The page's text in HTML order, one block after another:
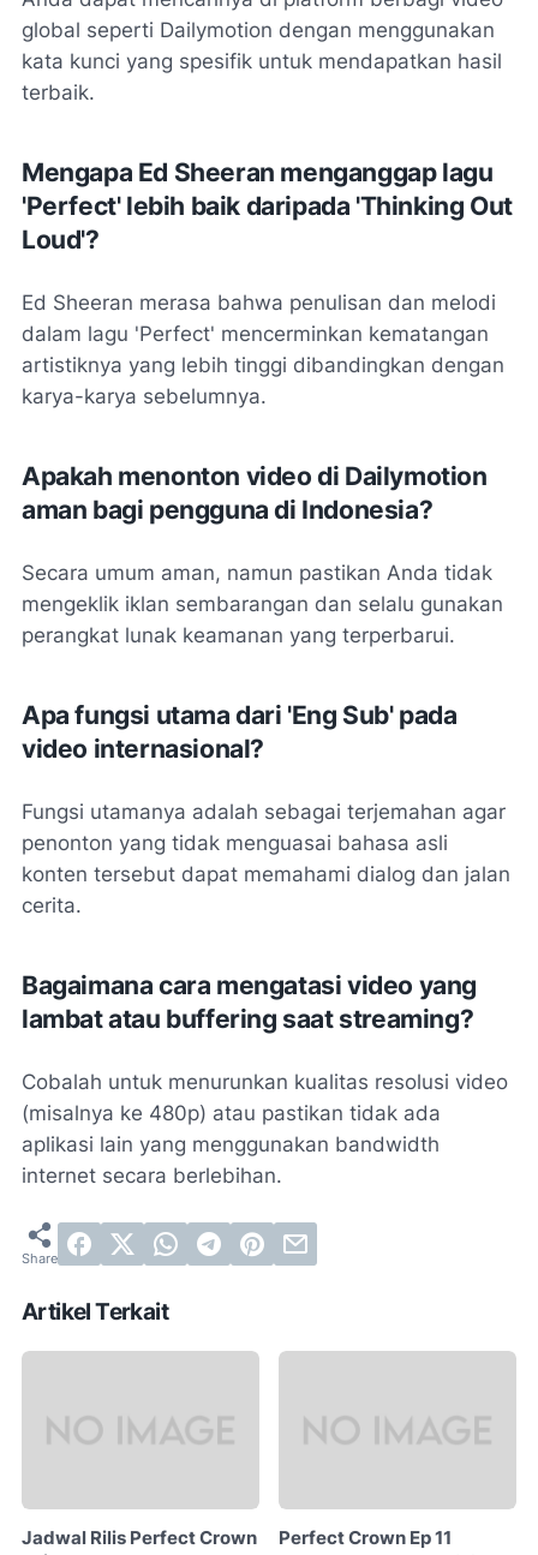
global seperti Dailymotion dengan menggunakan
kata kunci yang spesifik untuk mendapatkan hasil
terbaik.
Mengapa Ed Sheeran menganggap lagu
'Perfect' lebih baik daripada 'Thinking Out
Loud'?
Ed Sheeran merasa bahwa penulisan dan melodi
dalam lagu 'Perfect' mencerminkan kematangan
artistiknya yang lebih tinggi dibandingkan dengan
karya-karya sebelumnya.
Apakah menonton video di Dailymotion
aman bagi pengguna di Indonesia?
Secara umum aman, namun pastikan Anda tidak
mengeklik iklan sembarangan dan selalu gunakan
perangkat lunak keamanan yang terperbarui.
Apa fungsi utama dari 'Eng Sub' pada
video internasional?
Fungsi utamanya adalah sebagai terjemahan agar
penonton yang tidak menguasai bahasa asli
konten tersebut dapat memahami dialog dan jalan
cerita.
Bagaimana cara mengatasi video yang
lambat atau buffering saat streaming?
Cobalah untuk menurunkan kualitas resolusi video
(misalnya ke 480p) atau pastikan tidak ada
aplikasi lain yang menggunakan bandwidth
internet secara berlebihan.
Artikel Terkait
Jadwal Rilis Perfect Crown
Perfect Crown Ep 11